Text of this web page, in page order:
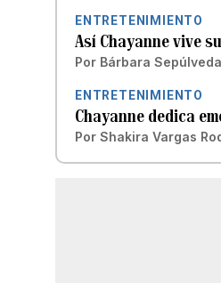
ENTRETENIMIENTO
Así Chayanne vive
Por Bárbara
ENTRETENIMIENTO
Chayanne dedica
Por Shakira Vargas